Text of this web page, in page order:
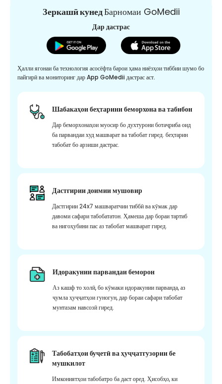
Зеркашӣ кунедБарномаи GoMedii
Дар дастрас
Ҳалли ягонаи ба технология асосёфта барои ҳама ниёзҳои тиббии шумо бо
пайгирӣ ва мониторинг дар App GoMedii дастрас аст.
Шабакаҳои беҳтарини беморхона ва табибон
Дар беморхонаҳои муосир бо духтурони ботаҷриба оид
ба парвандаи худ машварат ва табобат гиред. беҳтарин
табобат бо арзиши дастрас.
Дастгирии доимии мушовир
Дастгирии 24x7 машваратчии тиббӣ ва кӯмак дар
давоми сафари табобататон. Ҳамеша дар бораи тартиб
ва нигоҳубини пас аз табобат машварат гиред.
Идоракунии парвандаи беморон
Аз кашф то холӣ, бо кӯмаки идоракунии парванда, аз
ҷумла ҳуҷҷатҳои гуногун, дар бораи сафари табобат
мунтазам навсозӣ гиред.
Табобатҳои буҷетӣ ва ҳуҷҷатгузории бе
мушкилот
Имкониятҳои табобатро ба даст оред. Ҳисобҳо, ки